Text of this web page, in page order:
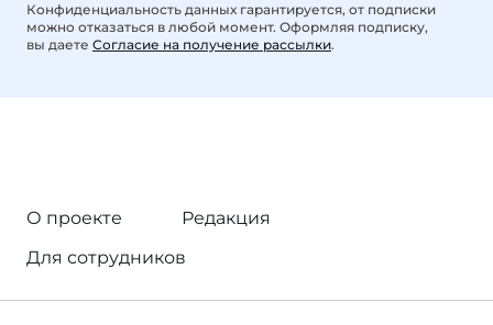
Конфиденциальность данных гарантируется, от подписки
можно отказаться в любой момент. Оформляя подписку,
вы даете Согласие на получение рассылки.
О проекте
Редакция
Для сотрудников